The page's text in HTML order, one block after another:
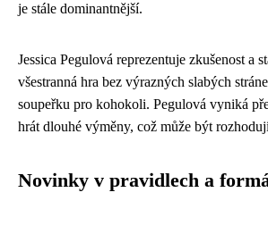
je stále dominantnější.
Jessica Pegulová reprezentuje zkušenost a
všestranná hra bez výrazných slabých
soupeřku pro kohokoli. Pegulová vyniká
hrát dlouhé výměny, což může být
Novinky v pravidlech a